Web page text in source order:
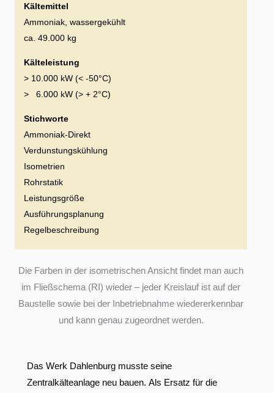
Kältemittel
Ammoniak, wassergekühlt
ca. 49.000 kg
Kälteleistung
> 10.000 kW (< -50°C)
> 6.000 kW (> + 2°C)
Stichworte
Ammoniak-Direkt
Verdunstungskühlung
Isometrien
Rohrstatik
Leistungsgröße
Ausführungsplanung
Regelbeschreibung
Die Farben in der isometrischen Ansicht findet man auch
im Fließschema (RI) wieder – jeder Kreislauf ist auf der
Baustelle sowie bei der Inbetriebnahme wiedererkennbar
und kann genau zugeordnet werden.
Das Werk Dahlenburg musste seine
Zentralkälteanlage neu bauen. Als Ersatz für die